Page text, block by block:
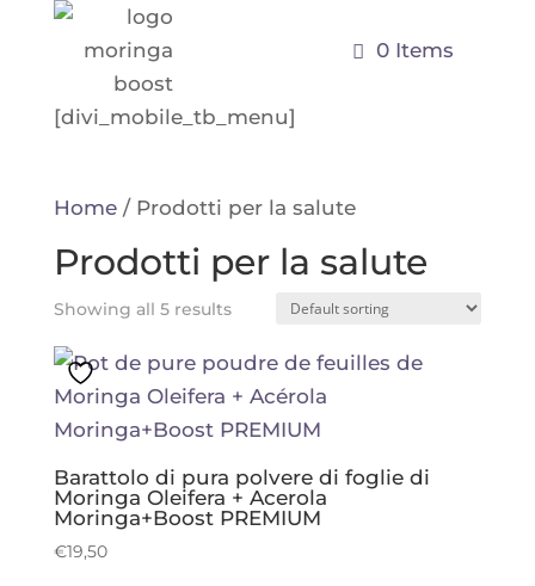
0 Items
[divi_mobile_tb_menu]
Home/ Prodotti per la salute
Prodotti per la salute
Showing all 5 results
Barattolo di pura polvere di foglie di
Moringa Oleifera + Acerola
Moringa+Boost PREMIUM
€19,50